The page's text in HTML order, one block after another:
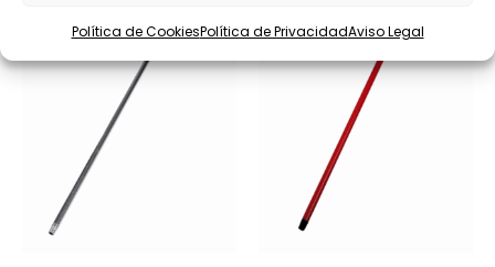
Política de CookiesPolítica de PrivacidadAviso Legal